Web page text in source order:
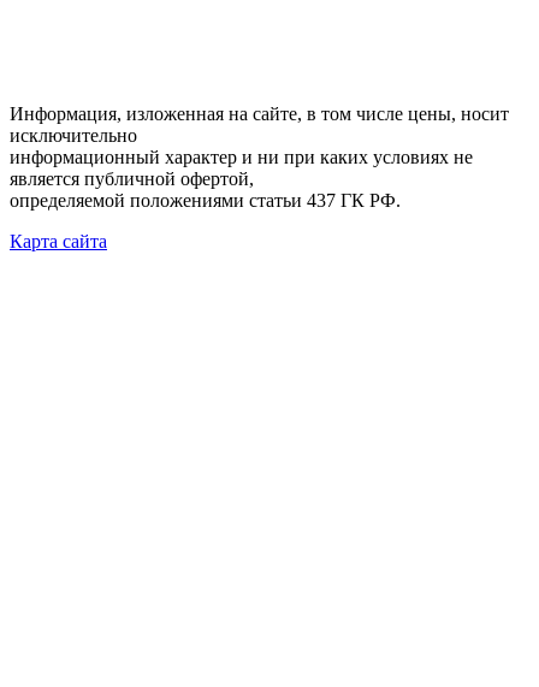
Информация, изложенная на сайте, в том числе цены, носит
исключительно
информационный характер и ни при каких условиях не
является публичной офертой,
определяемой положениями статьи 437 ГК РФ.
Карта сайта